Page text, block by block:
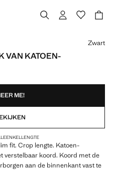
VAN KATOEN-
Zwart
ME!
ENKELLENGTE
fit. Crop lengte. Katoen-
verstelbaar koord. Koord met de
aan de binnenkant vast te